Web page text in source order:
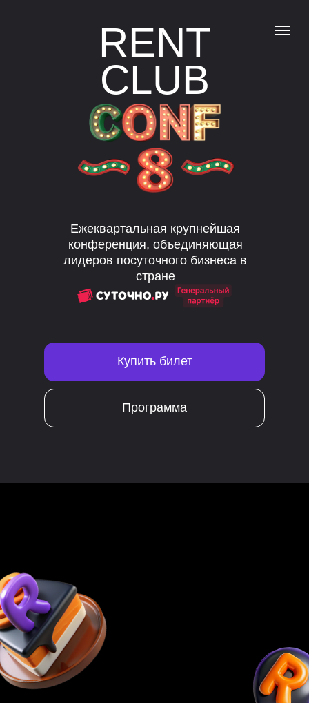
RENT
CLUB
Ежеквартальная крупнейшая
конференция, объединяющая
лидеров посуточного бизнеса в
стране
Программа
Купить билет